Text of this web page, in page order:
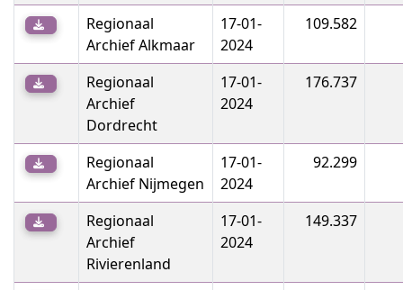
Regionaal
Archief Alkmaar
17-01-
2024
109.582
Regionaal
Archief
Dordrecht
17-01-
2024
176.737
Regionaal
Archief Nijmegen
17-01-
2024
92.299
Regionaal
Archief
Rivierenland
17-01-
2024
149.337